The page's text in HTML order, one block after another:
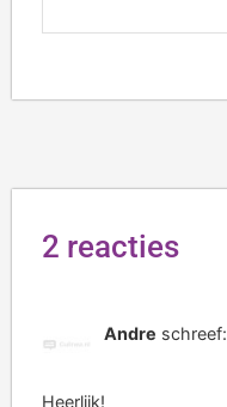
2 reacties
Andre schreef:
Heerlijk!